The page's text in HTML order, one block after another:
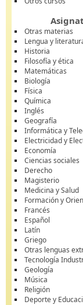
Otras materias
Lengua y
Historia
Filosofía y ética
Matemáticas
Biología
Física
Química
Inglés
Geografía
Informática y
Electricidad y
Economía
Ciencias sociales
Derecho
Magisterio
Medicina y Salud
Formación y
Francés
Español
Latín
Griego
Otras lenguas
Tecnología
Geología
Música
Religión
Deporte y